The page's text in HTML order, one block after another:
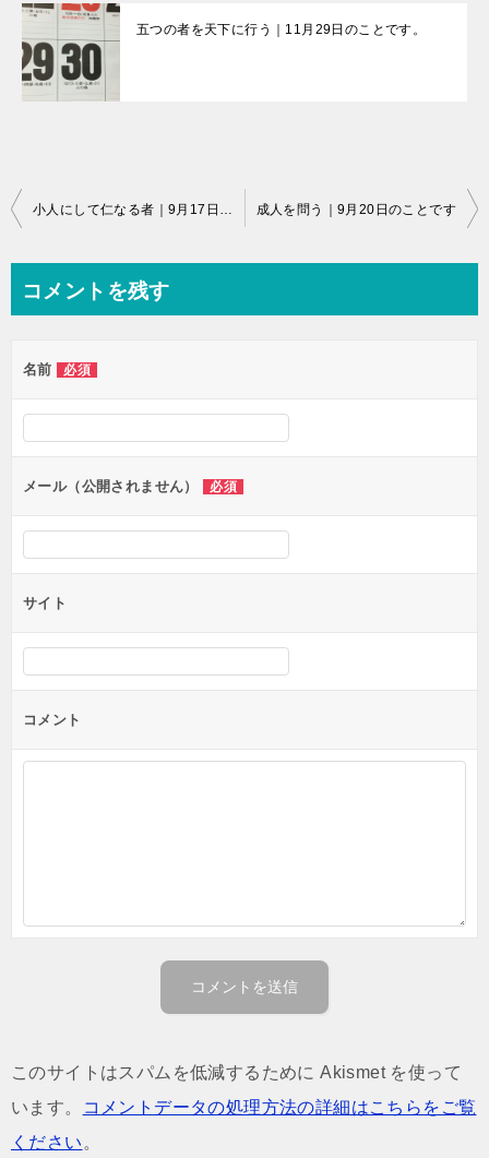
五つの者を天下に行う｜11月29日のことです。
投
ビ
ー
シ
ョ
ン
成人を問う｜9月20日のことです
コメントを残す
名前 必須
メール（公開されません） 必須
サイト
コメント
このサイトはスパムを低減するために Akismet を使って
います。
コメントデータの処理方法の詳細はこちらをご覧
ください 。